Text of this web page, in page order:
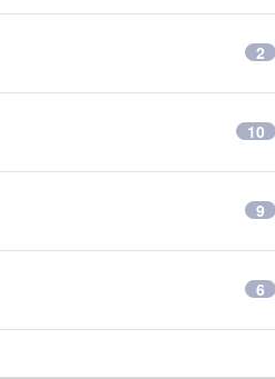
2
10
9
6